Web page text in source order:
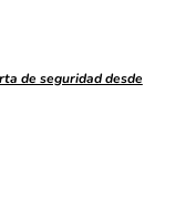
de seguridad desde